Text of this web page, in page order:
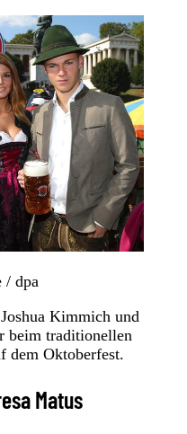
/ dpa
Kimmich und
beim traditionellen
dem Oktoberfest.
Matus